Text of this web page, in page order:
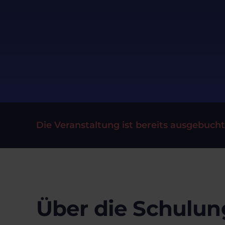
Die Veranstaltung ist bereits
Über die